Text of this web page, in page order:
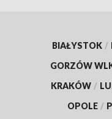
BIAŁYSTOK /
GORZÓW
KRAKÓW /
OPOLE /